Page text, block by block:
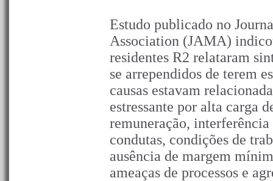
Estudo publicado no
Association (JAMA)
residentes R2 relataram
se arrependidos de terem
causas estavam
estressante por alta carga
remuneração, interferência
condutas, condições de
ausência de margem
ameaças de processos e